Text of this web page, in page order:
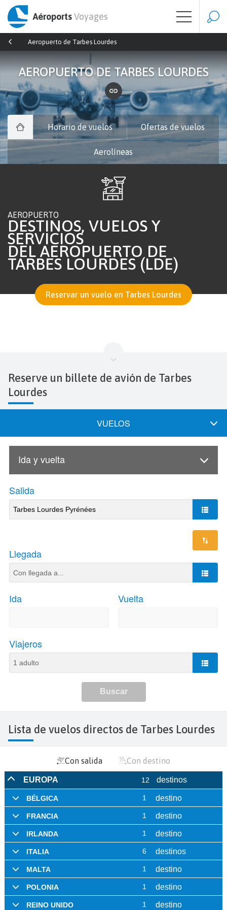
AéroportsVoyages
Aeropuerto de Tarbes Lourdes
AEROPUERTO DE TARBES LOURDES
Horario de vuelos Ofertas de vuelos
Aerolíneas
AEROPUERTO
DESTINOS, VUELOS Y
SERVICIOS
DEL AEROPUERTO DE
TARBES LOURDES (LDE)
Reservar un vuelo en Tarbes Lourdes
Reserve un billete de avión de Tarbes
Lourdes
Lista de vuelos directos de Tarbes Lourdes
Con salida Con destino